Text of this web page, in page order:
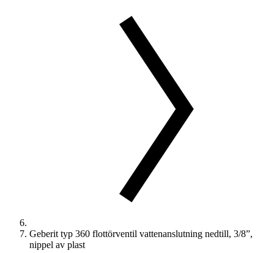
Geberit typ 360 flottörventil vattenanslutning nedtill, 3/8”,
nippel av plast